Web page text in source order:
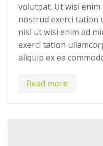
volutpat. Ut wisi enim
nostrud exerci tation
nisl ut wisi enim ad
exerci tation
aliquip ex ea
Read more